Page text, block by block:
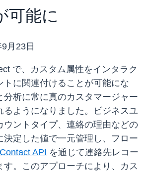
可能に
月23日
で、カスタム属性をインタラク
トに関連付けることが可能にな
分析に常に真のカスタマージャー
るようになりました。ビジネスユ
ウントタイプ、連絡の理由などの
決定した値で一元管理し、フロー
API を通じて連絡先レコー
す。このアプローチにより、カス